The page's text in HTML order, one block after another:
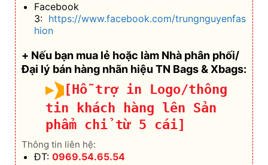
Facebook
3: https://www.facebook.com/trungnguyenfas
hion
+ Nếu bạn mua lẻ hoặc làm Nhà phân phối/
Đại lý bán hàng nhãn hiệu TN Bags & Xbags:
[Hỗ trợ in Logo/thông
tin khách hàng lên Sản
phẩm chỉ từ 5 cái]
Thông tin liên hệ:
ĐT: 0969.54.65.54